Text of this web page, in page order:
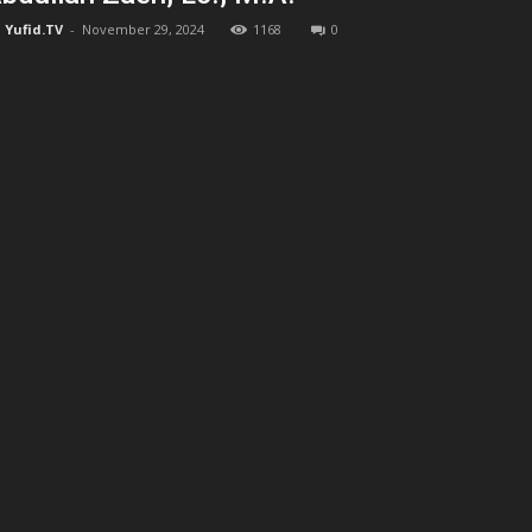
Yufid.TV - November 29, 2024 1168 0